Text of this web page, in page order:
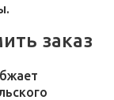
заказ